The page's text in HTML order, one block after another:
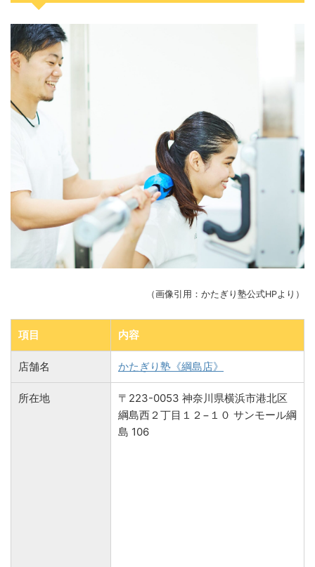
（画像引用：かたぎり塾公式HPより）
項目 内容
店舗名 かたぎり塾《綱島店》
所在地
〒223-0053 神奈川県横浜市港北区
綱島西２丁目１２−１０ サンモール綱
島 106